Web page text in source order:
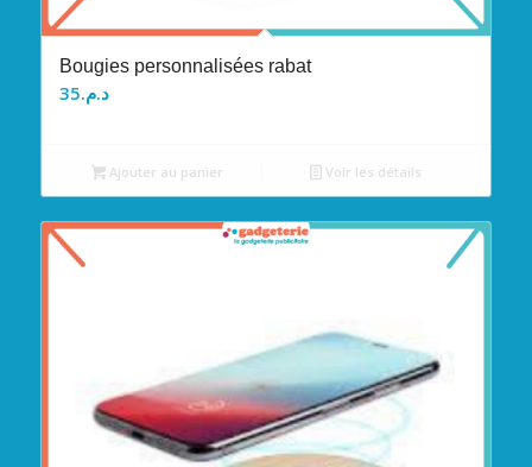
Bougies personnalisées rabat
د.م.35
Ajouter au panier Voir les détails